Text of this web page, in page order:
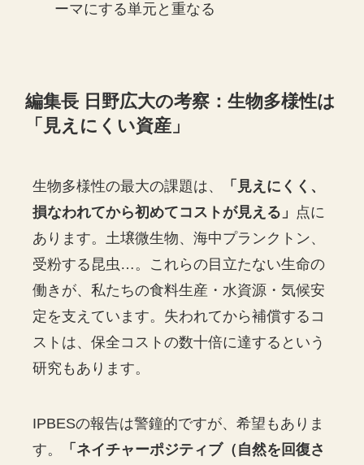
ーマにする単元と重なる
編集長 日野広大の考察：生物多様性は
「見えにくい資産」
生物多様性の最大の課題は、
「見えにくく、
損なわれてから初めてコストが見える」 点に
あります。土壌微生物、海中プランクトン、
受粉する昆虫…。これらの目立たない生命の
働きが、私たちの食料生産・水資源・気候安
定を支えています。失われてから補償するコ
ストは、保全コストの数十倍に達するという
研究もあります。
IPBESの報告は警鐘的ですが、希望もありま
す。
「ネイチャーポジティブ（自然を回復さ